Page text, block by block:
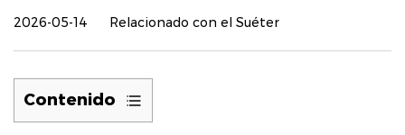
2026-05-14 Relacionado con el Suéter
Contenido
1